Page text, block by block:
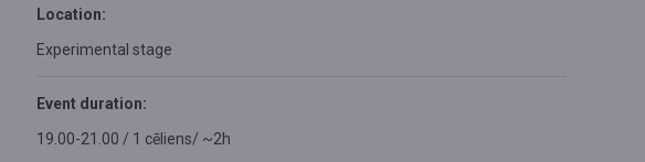
Location:
Experimental stage
Event duration:
19.00-21.00 / 1 cēliens/ ~2h